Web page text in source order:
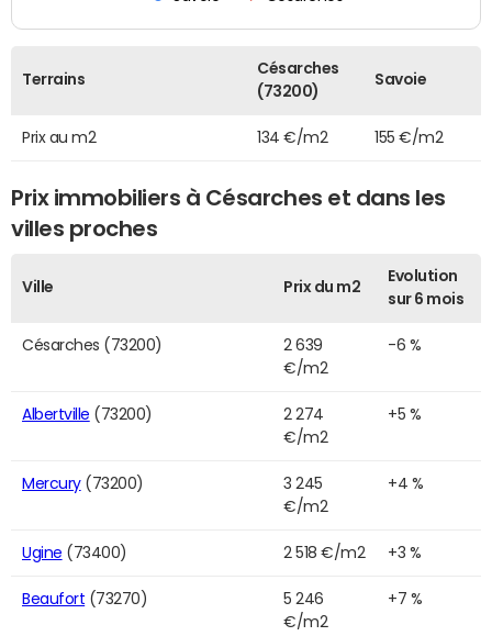
Terrains
Césarches
(73200)
Savoie
Prix au m2 134 €/m2 155 €/m2
Prix immobiliers à Césarches et dans les
villes proches
Ville Prix du m2
Evolution
sur 6 mois
Césarches (73200)
2 639
€/m2
-6 %
Albertville (73200)
2 274
€/m2
+5 %
Mercury(73200)
3 245
€/m2
+4 %
Ugine (73400) 2 518 €/m2 +3 %
Beaufort (73270)
5 246
€/m2
+7 %